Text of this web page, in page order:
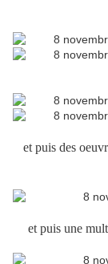
et puis des
et puis une